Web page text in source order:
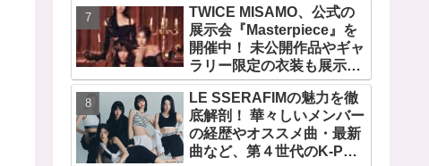
TWICE MISAMO、公式の
展示会『Masterpiece』を
開催中！ 未公開作品やギャ
ラリー限定の衣装も展示！
まさに最高傑作な世界に
LE SSERAFIMの魅力を徹
底解剖！ 華々しいメンバー
の経歴やオススメ曲・最新
曲など、第４世代のK-POP